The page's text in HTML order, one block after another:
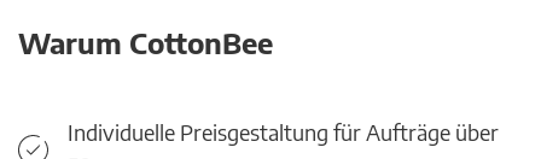
Warum CottonBee
Individuelle Preisgestaltung für Aufträge über